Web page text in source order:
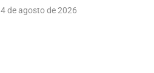
4 de agosto de 2026